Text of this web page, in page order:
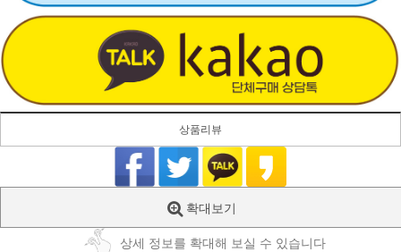
상품리뷰
확대보기
상세 정보를 확대해 보실 수 있습니다